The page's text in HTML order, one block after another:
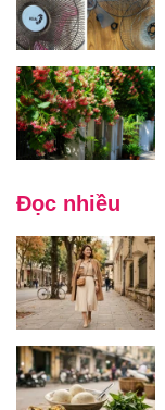
Đọc nhiều